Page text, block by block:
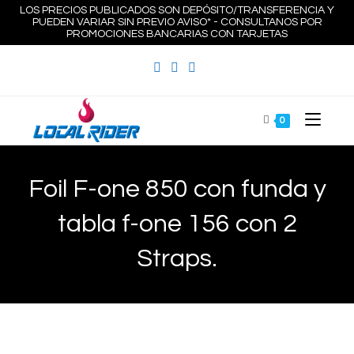
contenido
LOS PRECIOS PUBLICADOS SON DEPÓSITO/TRANSFERENCIA Y
PUEDEN VARIAR SIN PREVIO AVISO* - CONSULTANOS POR
PROMOCIONES BANCARIAS CON TARJETAS
0
Foil F-one 850 con funda y
tabla f-one 156 con 2
Straps.